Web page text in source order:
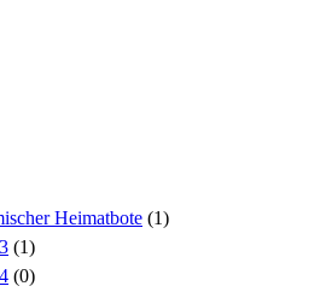
Heimatbote (1)
(1)
(0)